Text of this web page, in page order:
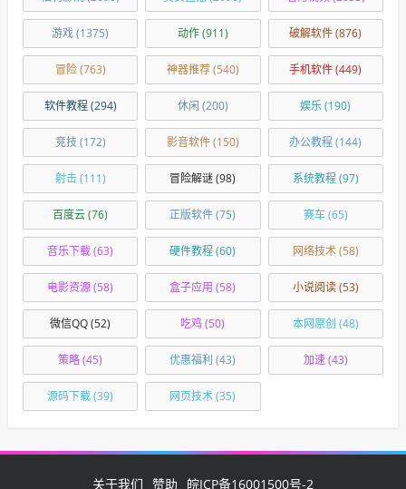
游戏(1375) 动作(911) 破解软件(876)
冒险(763) 神器推荐(540) 手机软件(449)
软件教程(294) 休闲 (200) 娱乐(190)
竞技 (172) 影音软件(150) 办公教程(144)
射击(111) 冒险解谜(98) 系统教程(97)
百度云(76) 正版软件(75) 赛车(65)
音乐下载(63) 硬件教程(60) 网络技术(58)
电影资源(58) 盒子应用 (58) 小说阅读(53)
微信QQ(52) 吃鸡 (50) 本网原创 (48)
策略(45) 优惠福利 (43) 加速(43)
源码下载(39) 网页技术(35)
关于我们 赞助 皖ICP备16001500号-2